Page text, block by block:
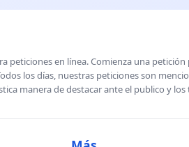
peticiones en línea. Comienza una petición
los días, nuestras peticiones son
manera de destacar ante el publico y